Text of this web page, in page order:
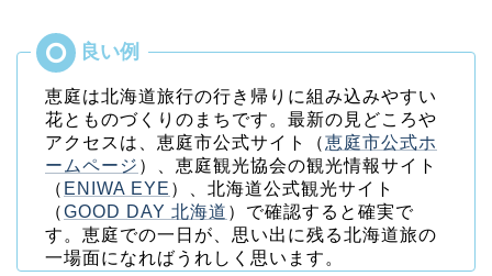
恵庭は北海道旅行の行き帰りに組み込みやすい
花とものづくりのまちです。最新の見どころや
アクセスは、恵庭市公式サイト（恵庭市公式ホ
ームページ ）、恵庭観光協会の観光情報サイト
（ ENIWA EYE ）、北海道公式観光サイト
（GOOD DAY 北海道 ）で確認すると確実で
す。恵庭での一日が、思い出に残る北海道旅の
一場面になればうれしく思います。